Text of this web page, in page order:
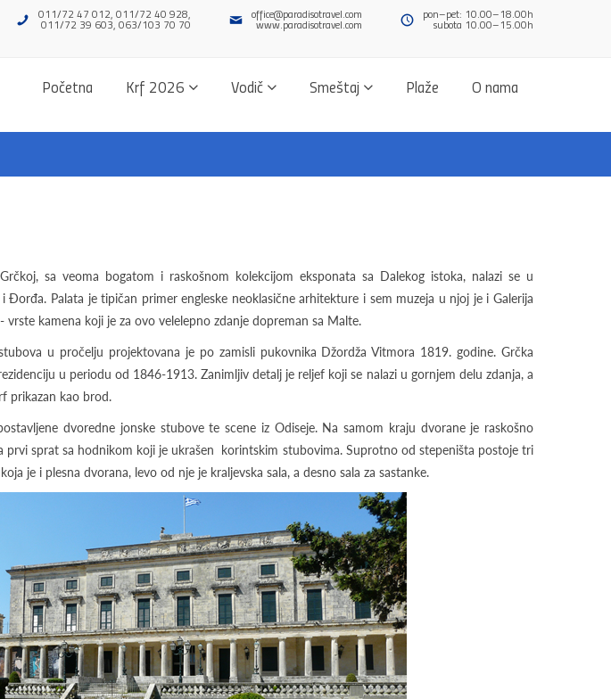
011/72 47 012, 011/72 40 928,
011/72 39 603, 063/103 70 70
office@paradisotravel.com
www.paradisotravel.com
pon–pet: 10.00–18.00h
subota 10.00–15.00h
Početna Krf 2026 Vodič Smeštaj Plaže O nama
sa veoma bogatom i raskošnom kolekcijom eksponata sa Dalekog istoka, nalazi se u
Đorđa. Palata je tipičan primer engleske neoklasične arhitekture i sem muzeja u njoj je i Galerija
kamena koji je za ovo velelepno zdanje dopreman sa Malte.
u pročelju projektovana je po zamisli pukovnika Džordža Vitmora 1819. godine. Grčka
u periodu od 1846-1913. Zanimljiv detalj je reljef koji se nalazi u gornjem delu zdanja, a
prikazan kao brod.
dvoredne jonske stubove te scene iz Odiseje. Na samom kraju dvorane je raskošno
prvi sprat sa hodnikom koji je ukrašen korintskim stubovima. Suprotno od stepeništa postoje tri
je i plesna dvorana, levo od nje je kraljevska sala, a desno sala za sastanke.